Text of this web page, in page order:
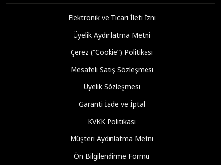
Elektronik ve Ticari İleti İzni
Üyelik Aydınlatma Metni
Çerez (“Cookie”) Politikası
Mesafeli Satış Sözleşmesi
Üyelik Sözleşmesi
Garanti İade ve İptal
KVKK Politikası
Müşteri Aydınlatma Metni
Ön Bilgilendirme Formu